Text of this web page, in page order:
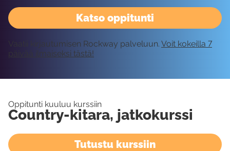
Katso oppitunti
Vaatii kirjautumisen Rockway palveluun. Voit kokeilla 7
päivää ilmaiseksi tästä!
Oppitunti kuuluu kurssiin
Country-kitara, jatkokurssi
Tutustu kurssiin